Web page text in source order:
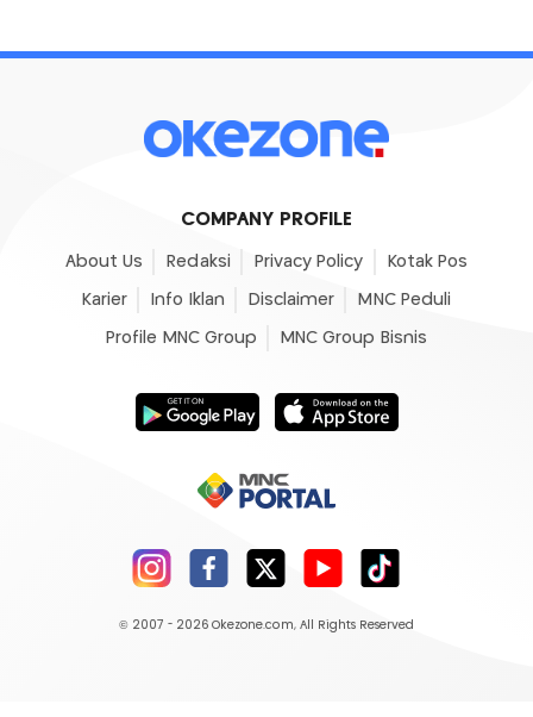
COMPANY PROFILE
About Us Redaksi Privacy Policy Kotak Pos
Karier Info Iklan Disclaimer MNC Peduli
Profile MNC Group MNC Group Bisnis
© 2007 - 2026 Okezone.com, All Rights Reserved